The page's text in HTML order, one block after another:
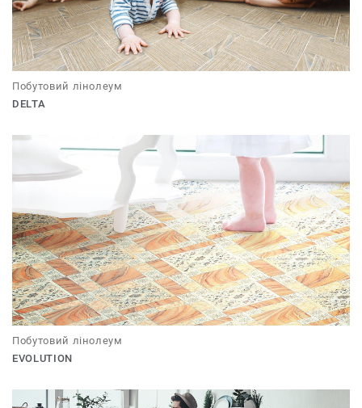
Побутовий лінолеум
DELTA
Побутовий лінолеум
EVOLUTION